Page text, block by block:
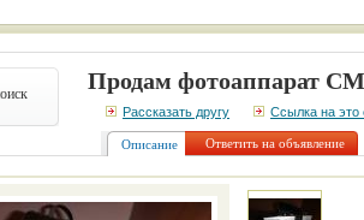
Продам фотоаппарат
Рассказать другу Ссылка на это
Описание Ответить на объявление